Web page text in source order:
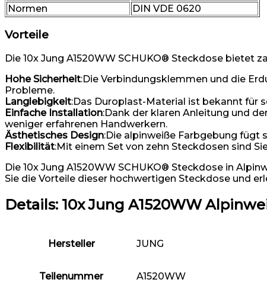
Normen
DIN VDE 0620
Vorteile
Die 10x Jung A1520WW SCHUKO® Steckdose bietet
Hohe Sicherheit:Die Verbindungsklemmen und die
Probleme.
Langlebigkeit:Das Duroplast-Material ist bekannt für
Einfache Installation:Dank der klaren Anleitung und
weniger erfahrenen Handwerkern.
Ästhetisches Design:Die alpinweiße Farbgebung fügt
Flexibilität:Mit einem Set von zehn Steckdosen sind
Die 10x Jung A1520WW SCHUKO® Steckdose in
Sie die Vorteile dieser hochwertigen Steckdose und
Details: 10x Jung A1520WW
Hersteller ‎JUNG
Teilenummer ‎A1520WW